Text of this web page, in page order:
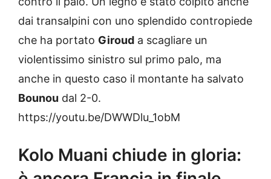
dai transalpini con uno splendido contropiede
che ha portato Giroud a scagliare un
violentissimo sinistro sul primo palo, ma
anche in questo caso il montante ha salvato
Bounou dal 2-0.
https://youtu.be/DWWDlu_1obM
Kolo Muani chiude in gloria: